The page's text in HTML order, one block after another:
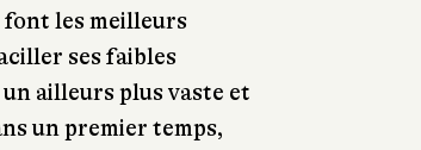
les meilleurs
ses faibles
ailleurs plus vaste et
un premier temps,